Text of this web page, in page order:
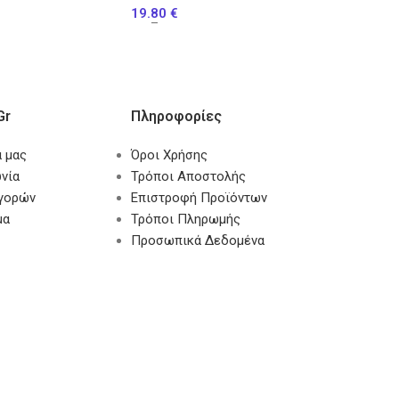
19.80 €
–
μας
Πληροφορίες
Όροι Χρήσης
Τρόποι Αποστολής
Επιστροφή Προϊόντων
Τρόποι Πληρωμής
Προσωπικά Δεδομένα